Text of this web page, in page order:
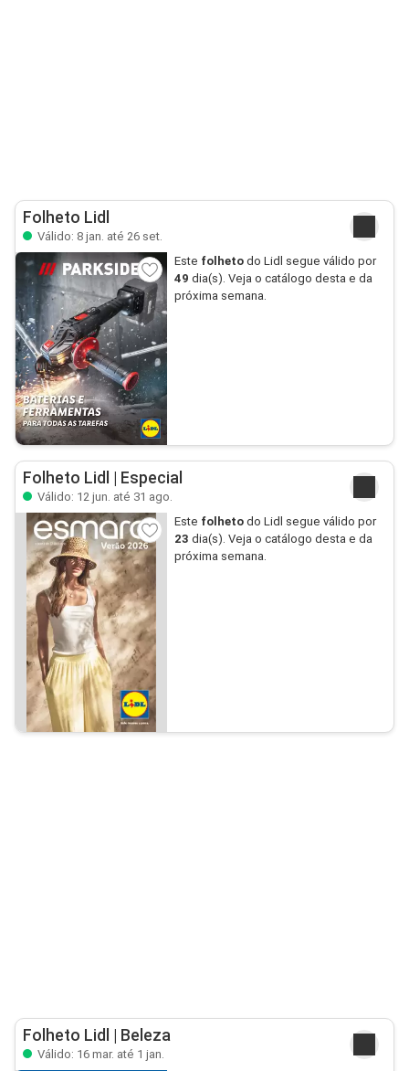
Folheto Lidl
Válido: 8 jan. até 26 set.
Este folhetodo Lidl segue válido por
49 dia(s). Veja o catálogo desta e da
próxima semana.
Folheto Lidl | Especial
Válido: 12 jun. até 31 ago.
Este folhetodo Lidl segue válido por
23 dia(s). Veja o catálogo desta e da
próxima semana.
Folheto Lidl | Beleza
Válido: 16 mar. até 1 jan.